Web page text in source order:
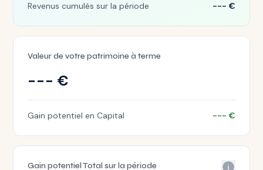
Revenus cumulés sur la période --- €
Valeur de votre patrimoine à terme
--- €
Gain potentiel en Capital --- €
Gain potentiel Total sur la période